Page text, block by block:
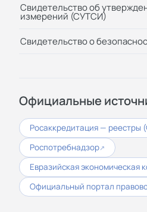
Свидетельство об
измерений (СУТСИ)
Свидетельство о
Официальные
Росаккредитация — реестры
Роспотребнадзор↗
Евразийская экономическая
Официальный портал